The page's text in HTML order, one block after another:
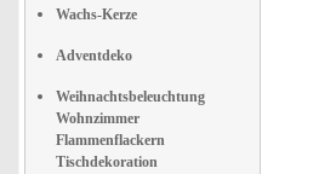
Wachs-Kerze
Adventdeko
Weihnachtsbeleuchtung
Wohnzimmer
Flammenflackern
Tischdekoration